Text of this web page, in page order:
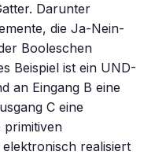
Darunter
die Ja-Nein-
Booleschen
Beispiel ist ein UND-
an Eingang B eine
C eine
primitiven
realisiert